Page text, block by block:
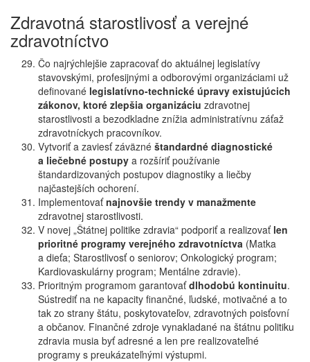
Zdravotná starostlivosť a verejné
zdravotníctvo
Čo najrýchlejšie zapracovať do aktuálnej legislatívy
stavovskými, profesijnými a odborovými organizáciami už
definované legislatívno-technické úpravy existujúcich
zákonov, ktoré zlepšia organizáciu zdravotnej
starostlivosti a bezodkladne znížia administratívnu záťaž
zdravotníckych pracovníkov.
Vytvoriť a zaviesť záväzné štandardné diagnostické
a liečebné postupy a rozšíriť používanie
štandardizovaných postupov diagnostiky a liečby
najčastejších ochorení.
Implementovaťnajnovšie trendy v manažmente
zdravotnej starostlivosti.
V novej „Štátnej politike zdravia“ podporiť a realizovať len
prioritné programy verejného zdravotníctva (Matka
a dieťa; Starostlivosť o seniorov; Onkologický program;
Kardiovaskulárny program; Mentálne zdravie).
Prioritným programom garantovaťdlhodobú kontinuitu.
Sústrediť na ne kapacity finančné, ľudské, motivačné a to
tak zo strany štátu, poskytovateľov, zdravotných poisťovní
a občanov. Finančné zdroje vynakladané na štátnu politiku
zdravia musia byť adresné a len pre realizovateľné
programy s preukázateľnými výstupmi.